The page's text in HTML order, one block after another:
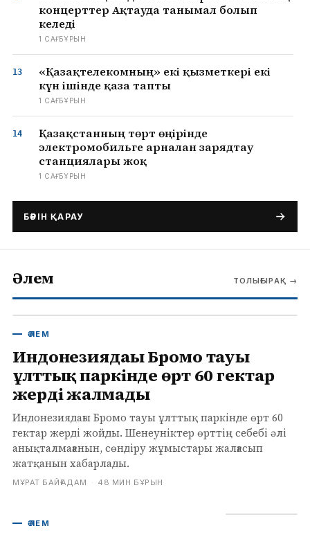
концерттер Ақтауда танымал болып
келеді
1 САҒ БҰРЫН
«Қазақтелекомның» екі қызметкері екі
күн ішінде қаза тапты
1 САҒ БҰРЫН
Қазақстанның төрт өңірінде
электромобильге арналған зарядтау
станциялары жоқ
1 САҒ БҰРЫН
БӘРІН ҚАРАУ
Әлем ТОЛЫҒЫРАҚ →
ӘЛЕМ
Индонезиядағы Бромо тауы
ұлттық паркінде өрт 60 гектар
жерді жалмады
Индонезиядағы Бромо тауы ұлттық паркінде өрт 60
гектар жерді жойды. Шенеуніктер өрттің себебі әлі
анықталмағанын, сөндіру жұмыстары жалғасып
жатқанын хабарлады.
МҰРАТ БАЙҒАДАМ · 48 МИН БҰРЫН
ӘЛЕМ